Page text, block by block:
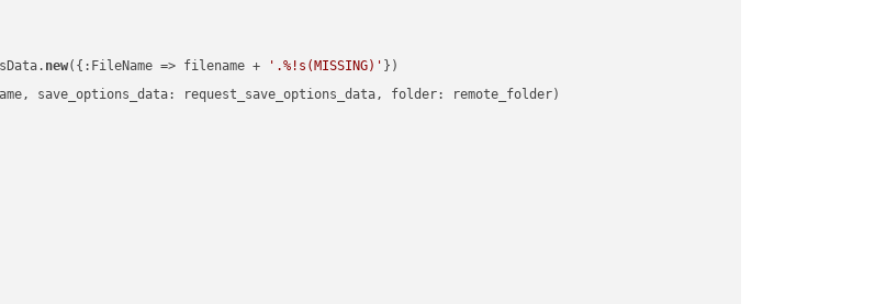
new({:FileName => filename + '.%!s(MISSING)' })
save_options_data: request_save_options_data, folder: remote_folder)